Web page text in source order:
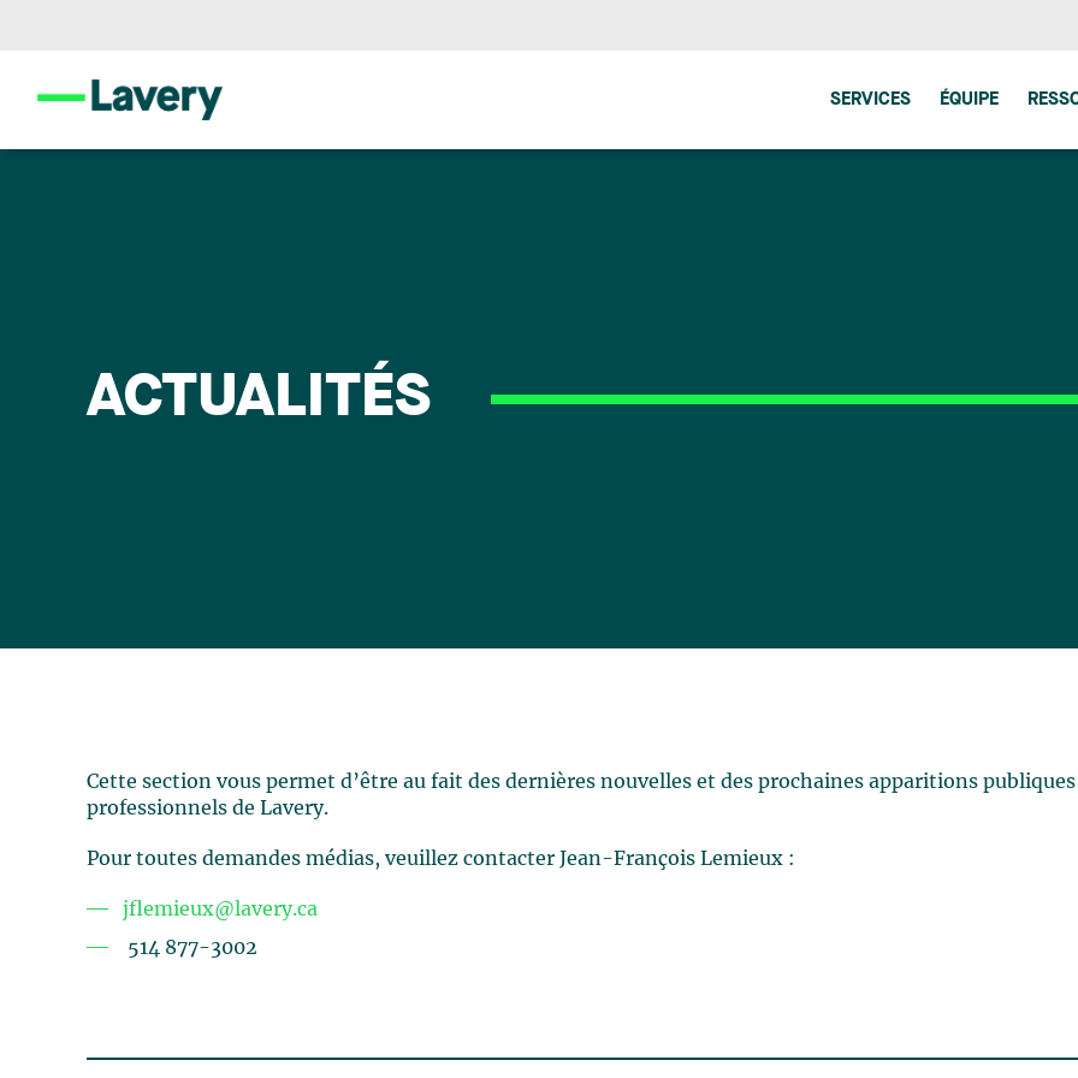
SERVICES ÉQUIPE
ACTUALITÉS
Cette section vous permet d’être au fait des dernières nouvelles et des prochaines apparitions publiques
professionnels de Lavery.
Pour toutes demandes médias, veuillez contacter Jean-François Lemieux :
jflemieux@lavery.ca
514 877-3002